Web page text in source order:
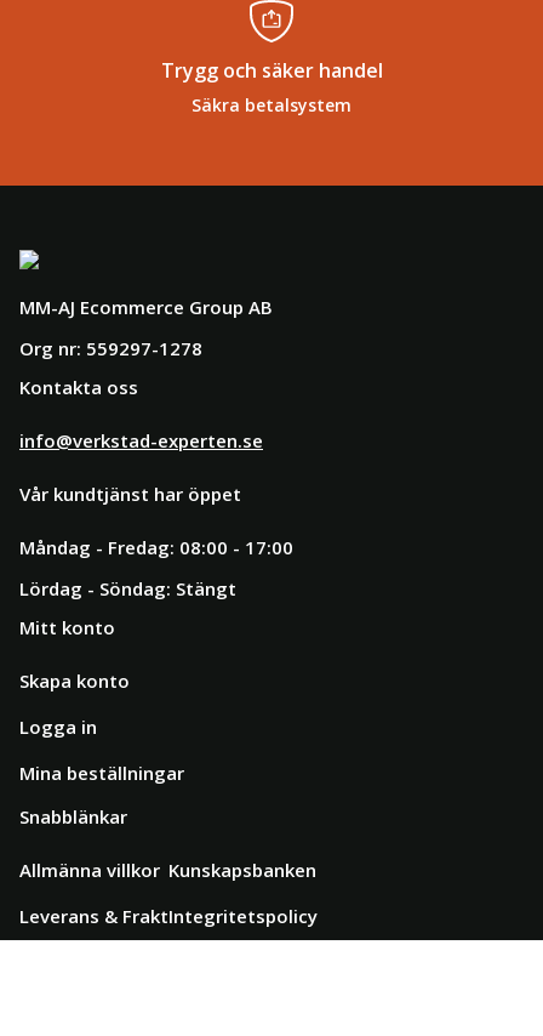
Trygg och säker handel
Säkra betalsystem
MM-AJ Ecommerce Group AB
Org nr: 559297-1278
Kontakta oss
info@verkstad-experten.se
Vår kundtjänst har öppet
Måndag - Fredag: 08:00 - 17:00
Lördag - Söndag: Stängt
Mitt konto
Skapa konto
Logga in
Mina beställningar
Snabblänkar
Allmänna villkor
Leverans & Frakt
Kunskapsbanken
Integritetspolicy